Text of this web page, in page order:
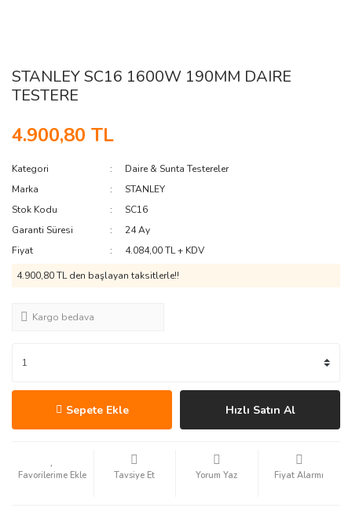
STANLEY SC16 1600W 190MM DAIRE
TESTERE
4.900,80 TL
Kategori
Daire & Sunta Testereler
Marka
STANLEY
Stok Kodu
SC16
Garanti Süresi
24 Ay
Fiyat
4.084,00 TL + KDV
4.900,80 TL den başlayan taksitlerle!!
Kargo bedava
Sepete Ekle Hızlı Satın Al
Tavsiye Et Yorum Yaz Fiyat Alarmı